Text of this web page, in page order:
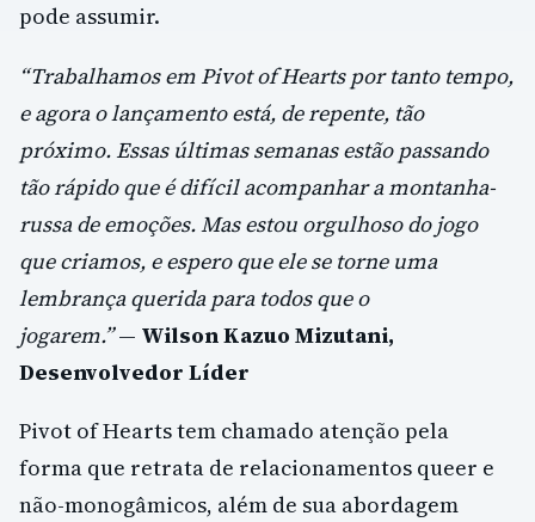
pode assumir.
“Trabalhamos em Pivot of Hearts por tanto tempo,
e agora o lançamento está, de repente, tão
próximo. Essas últimas semanas estão passando
tão rápido que é difícil acompanhar a montanha-
russa de emoções. Mas estou orgulhoso do jogo
que criamos, e espero que ele se torne uma
lembrança querida para todos que o
jogarem.”— Wilson Kazuo Mizutani,
Desenvolvedor Líder
Pivot of Hearts tem chamado atenção pela
forma que retrata de relacionamentos queer e
não-monogâmicos, além de sua abordagem